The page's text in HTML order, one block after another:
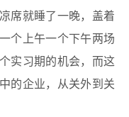
席就睡了一晚，盖着
个上午一个下午两场
实习期的机会，而这
的企业，从关外到关